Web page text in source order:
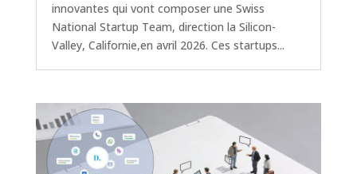
innovantes qui vont composer une Swiss
National Startup Team, direction la Silicon-
Valley, Californie,en avril 2026. Ces startups...